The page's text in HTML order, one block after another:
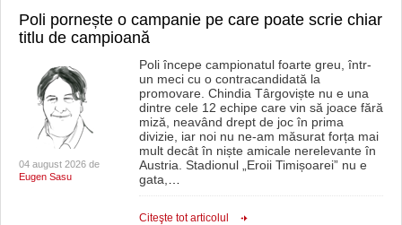
Poli pornește o campanie pe care poate scrie chiar
titlu de campioană
04 august 2026 de
Eugen Sasu
Poli începe campionatul foarte greu, într-
un meci cu o contracandidată la
promovare. Chindia Târgoviște nu e una
dintre cele 12 echipe care vin să joace fără
miză, neavând drept de joc în prima
divizie, iar noi nu ne-am măsurat forța mai
mult decât în niște amicale nerelevante în
Austria. Stadionul „Eroii Timișoarei” nu e
gata,
Citeşte tot articolul